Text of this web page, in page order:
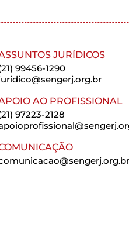
JURÍDICOS
99456-1290
AO PROFISSIONAL
97223-2128